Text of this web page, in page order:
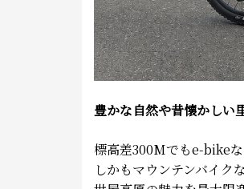
豊かな自然や昔懐かしい
標高差300Mでもe-bikeな
しかもマウンテンバイク